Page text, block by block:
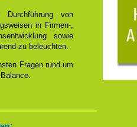
von
in Firmen-,
sowie
zu beleuchten.
Fragen rund um